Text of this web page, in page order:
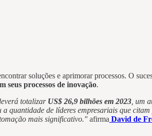
soluções e aprimorar processos. O
seus processos de inovação.
totalizar US$ 26,9 bilhões em 2023 , um
de líderes empresariais que
mais significativo." afirma David de